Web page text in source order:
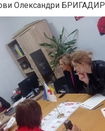
Олександри БРИГАДИР